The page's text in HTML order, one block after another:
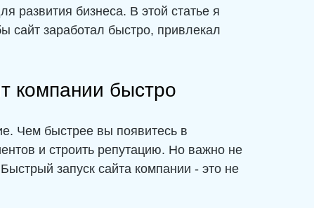
развития бизнеса. В этой статье я
сайт заработал быстро, привлекал
компании быстро
Чем быстрее вы появитесь в
и строить репутацию. Но важно не
запуск сайта компании - это не